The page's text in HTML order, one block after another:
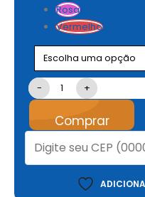
Rosa
Vermelho
- +
Comprar